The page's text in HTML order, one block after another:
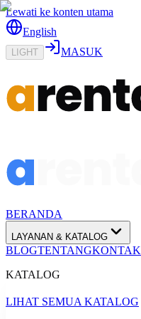
Lewati ke konten utama
English
LIGHT MASUK
BERANDA
LAYANAN & KATALOG
BLOGTENTANGKONTAK
KATALOG
LIHAT SEMUA KATALOG